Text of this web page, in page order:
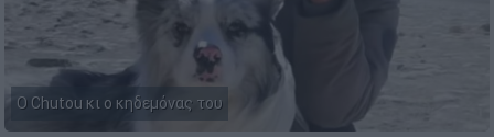
Ο Chutou κι ο κηδεμόνας του